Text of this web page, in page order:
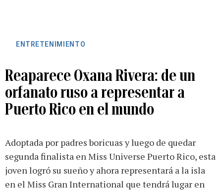
ENTRETENIMIENTO
Reaparece Oxana Rivera: de un
orfanato ruso a representar a
Puerto Rico en el mundo
Adoptada por padres boricuas y luego de quedar
segunda finalista en Miss Universe Puerto Rico, esta
joven logró su sueño y ahora representará a la isla
en el Miss Gran International que tendrá lugar en